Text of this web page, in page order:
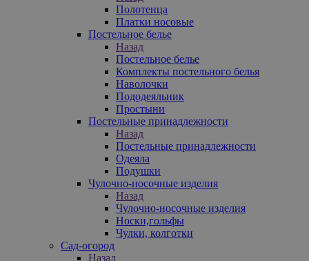
Полотенца
Платки носовые
Постельное белье
Назад
Постельное белье
Комплекты постельного белья
Наволочки
Пододеяльник
Простыни
Постельные принадлежности
Назад
Постельные принадлежности
Одеяла
Подушки
Чулочно-носочные изделия
Назад
Чулочно-носочные изделия
Носки,гольфы
Чулки, колготки
Сад-огород
Назад